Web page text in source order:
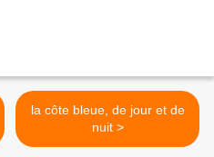
la côte bleue, de jour et de
nuit >